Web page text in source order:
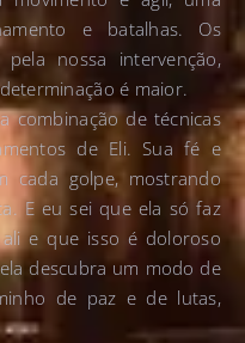
e batalhas. Os
nossa intervenção,
é maior.
combinação de técnicas
de Eli. Sua fé e
cada golpe, mostrando
E eu sei que ela só faz
e que isso é doloroso
descubra um modo de
de paz e de lutas,